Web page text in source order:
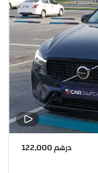
درهم 122,000